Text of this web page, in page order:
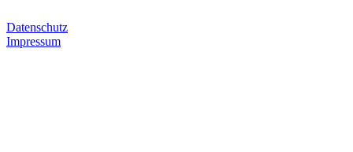
Datenschutz
Impressum